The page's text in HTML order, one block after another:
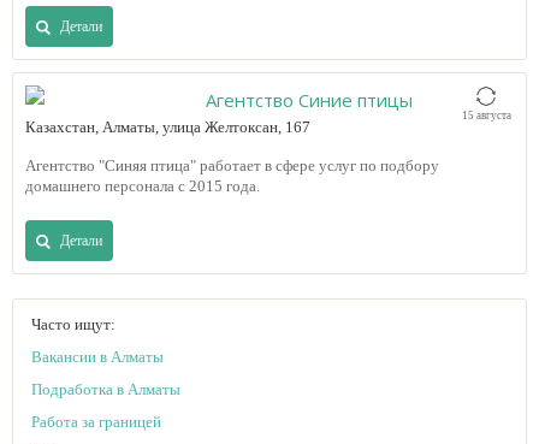
Детали
15 августа
Агентство Синие птицы
Казахстан, Алматы, улица Желтоксан, 167
Агентство "Синяя птица" работает в сфере услуг по подбору
домашнего персонала с 2015 года.
Детали
Часто ищут:
Вакансии в Алматы
Подработка в Алматы
Работа за границей